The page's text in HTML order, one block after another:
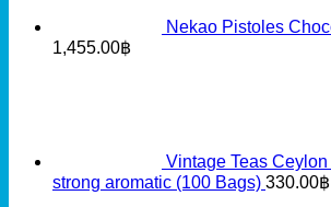
Nekao Pistoles
1,455.00฿
Vintage Teas
strong aromatic (100 Bags) 330.00฿